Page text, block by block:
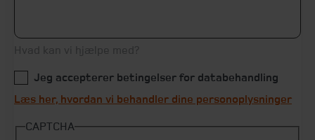
Hvad kan vi hjælpe med?
Jeg accepterer betingelser for databehandling
Læs her, hvordan vi behandler dine personoplysninger
CAPTCHA